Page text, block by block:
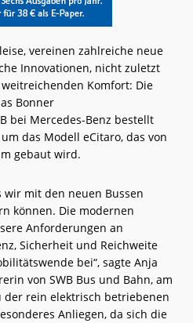
vereinen zahlreiche neue
Innovationen, nicht zuletzt
Komfort: Die
Bonner
bei Mercedes-Benz bestellt
das Modell eCitaro, das von
gebaut wird.
wir mit den neuen Bussen
können. Die modernen
Anforderungen an
Sicherheit und Reichweite
bei“, sagte Anja
von SWB Bus und Bahn, am
der rein elektrisch betriebenen
Anliegen, da sich die